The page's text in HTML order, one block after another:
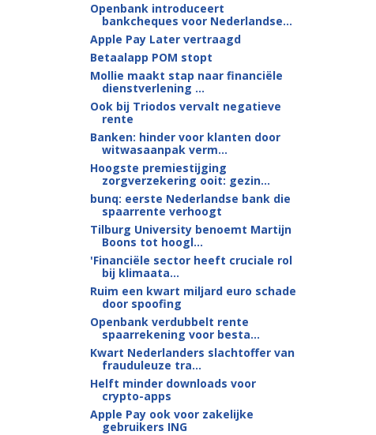
Openbank introduceert
bankcheques voor Nederlandse...
Apple Pay Later vertraagd
Betaalapp POM stopt
Mollie maakt stap naar financiële
dienstverlening ...
Ook bij Triodos vervalt negatieve
rente
Banken: hinder voor klanten door
witwasaanpak verm...
Hoogste premiestijging
zorgverzekering ooit: gezin...
bunq: eerste Nederlandse bank die
spaarrente verhoogt
Tilburg University benoemt Martijn
Boons tot hoogl...
'Financiële sector heeft cruciale rol
bij klimaata...
Ruim een kwart miljard euro schade
door spoofing
Openbank verdubbelt rente
spaarrekening voor besta...
Kwart Nederlanders slachtoffer van
frauduleuze tra...
Helft minder downloads voor
crypto-apps
Apple Pay ook voor zakelijke
gebruikers ING